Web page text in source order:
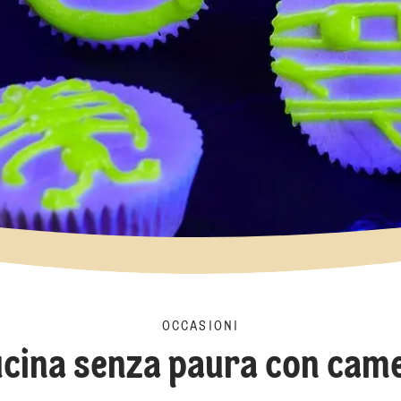
OCCASIONI
senza paura con